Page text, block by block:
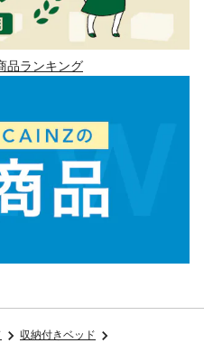
品ランキング
収納付きベッド